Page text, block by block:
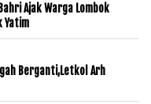
Ajak Warga Lombok
Yatim
Berganti,Letkol Arh